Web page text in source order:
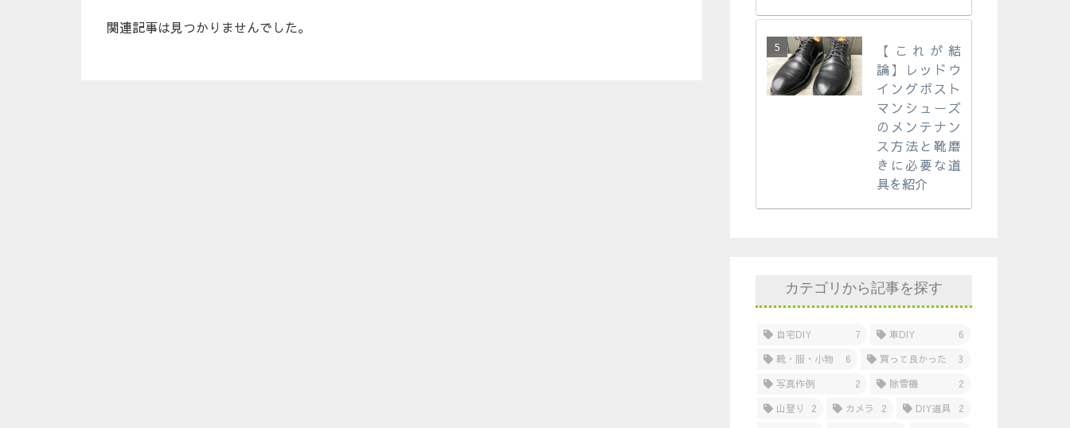
関連記事は見つかりませんでした。
【これが結
論】レッドウ
イングポスト
マンシューズ
のメンテナン
ス方法と靴磨
きに必要な道
具を紹介
カテゴリから記事を探す
自宅DIY 7 車DIY
6
靴・服・小物
6 買って良かった
3
写真作例
2 除雪機
2
山登り
2 カメラ 2 DIY道具
2